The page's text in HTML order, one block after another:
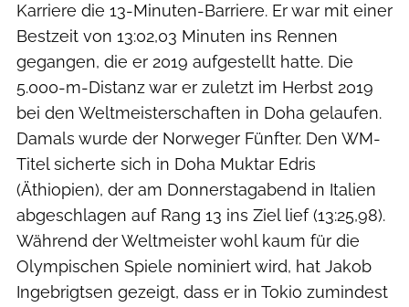
Karriere die 13-Minuten-Barriere. Er war mit einer
Bestzeit von 13:02,03 Minuten ins Rennen
gegangen, die er 2019 aufgestellt hatte. Die
5.000-m-Distanz war er zuletzt im Herbst 2019
bei den Weltmeisterschaften in Doha gelaufen.
Damals wurde der Norweger Fünfter. Den WM-
Titel sicherte sich in Doha Muktar Edris
(Äthiopien), der am Donnerstagabend in Italien
abgeschlagen auf Rang 13 ins Ziel lief (13:25,98).
Während der Weltmeister wohl kaum für die
Olympischen Spiele nominiert wird, hat Jakob
Ingebrigtsen gezeigt, dass er in Tokio zumindest